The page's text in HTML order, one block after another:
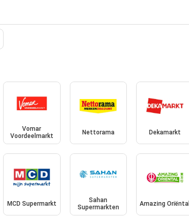
Vomar
Voordeelmarkt
Nettorama Dekamarkt
MCD Supermarkt
Sahan
Supermarkten
Amazing Oriëntal